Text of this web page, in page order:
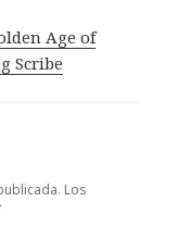
Age of
Scribe
Los